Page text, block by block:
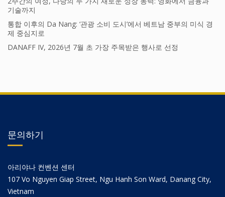
기술까지
통합 이후의 Da Nang: ‘관광 소비 도시’에서 베트남 중부의 미식 경
제 중심지로
DANAFF IV, 2026년 7월 초 가장 주목받은 행사로 선정
문의하기
아리야나 컨벤션 센터
107 Vo Nguyen Giap Street, Ngu Hanh Son Ward, Danang City,
Vietnam